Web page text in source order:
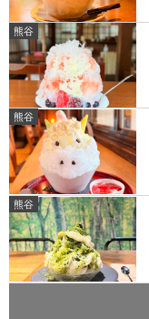
熊谷
熊谷
熊谷